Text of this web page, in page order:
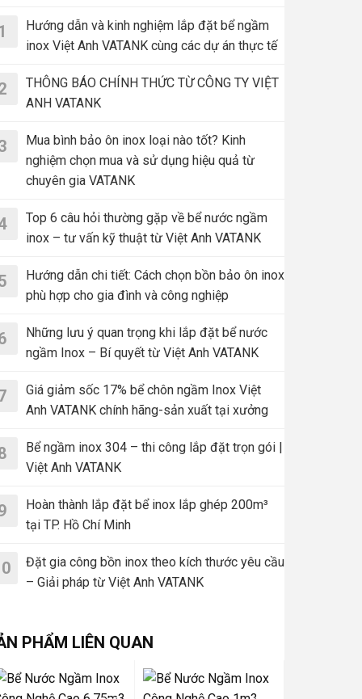
Hướng dẫn và kinh nghiệm lắp đặt bể ngầm
inox Việt Anh VATANK cùng các dự án thực tế
THÔNG BÁO CHÍNH THỨC TỪ CÔNG TY VIỆT
ANH VATANK
Mua bình bảo ôn inox loại nào tốt? Kinh
nghiệm chọn mua và sử dụng hiệu quả từ
chuyên gia VATANK
Top 6 câu hỏi thường gặp về bể nước ngầm
inox – tư vấn kỹ thuật từ Việt Anh VATANK
Hướng dẫn chi tiết: Cách chọn bồn bảo ôn inox
phù hợp cho gia đình và công nghiệp
Những lưu ý quan trọng khi lắp đặt bể nước
ngầm Inox – Bí quyết từ Việt Anh VATANK
Giá giảm sốc 17% bể chôn ngầm Inox Việt
Anh VATANK chính hãng-sản xuất tại xưởng
Bể ngầm inox 304 – thi công lắp đặt trọn gói |
Việt Anh VATANK
Hoàn thành lắp đặt bể inox lắp ghép 200m³
tại TP. Hồ Chí Minh
Đặt gia công bồn inox theo kích thước yêu cầu
– Giải pháp từ Việt Anh VATANK
PHẨM LIÊN QUAN